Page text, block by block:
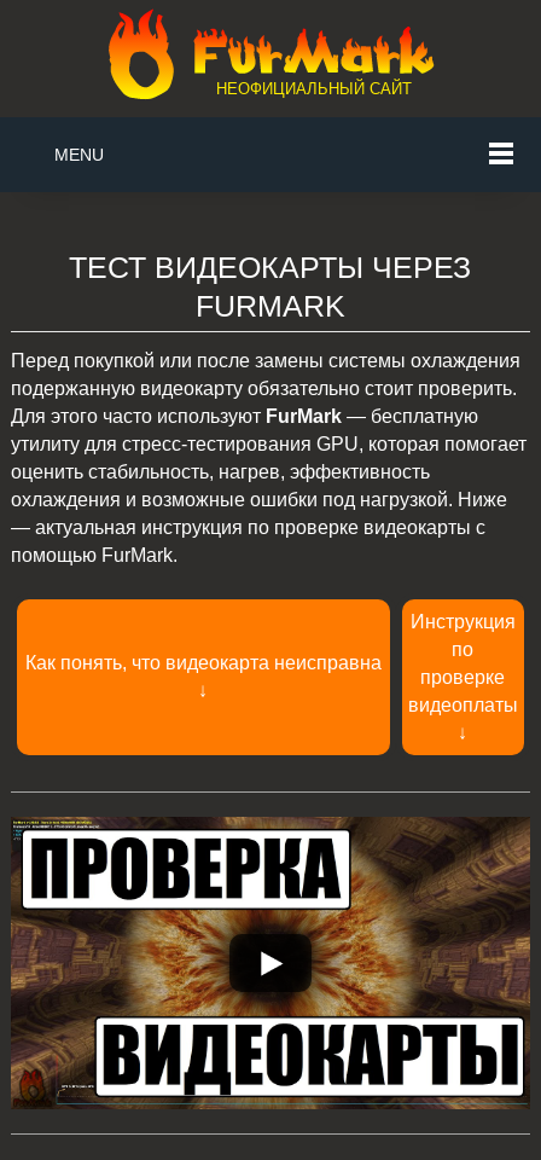
НЕОФИЦИАЛЬНЫЙ САЙТ
MENU
ТЕСТ ВИДЕОКАРТЫ ЧЕРЕЗ
FURMARK
Перед покупкой или после замены системы охлаждения
подержанную видеокарту обязательно стоит проверить.
Для этого часто используют FurMark— бесплатную
утилиту для стресс-тестирования GPU, которая помогает
оценить стабильность, нагрев, эффективность
охлаждения и возможные ошибки под нагрузкой. Ниже
— актуальная инструкция по проверке видеокарты с
помощью FurMark.
Как понять, что видеокарта неисправна
↓
Инструкция
по
проверке
видеоплаты
↓